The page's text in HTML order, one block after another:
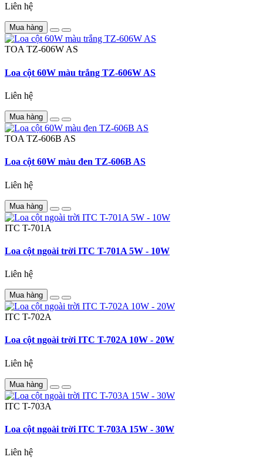
Liên hệ
Mua hàng
TOATZ-606W AS
Loa cột 60W màu trắng TZ-606W AS
Liên hệ
Mua hàng
TOA TZ-606B AS
Loa cột 60W màu đen TZ-606B AS
Liên hệ
Mua hàng
ITC T-701A
Loa cột ngoài trời ITC T-701A 5W - 10W
Liên hệ
Mua hàng
ITC T-702A
Loa cột ngoài trời ITC T-702A 10W - 20W
Liên hệ
Mua hàng
ITC T-703A
Loa cột ngoài trời ITC T-703A 15W - 30W
Liên hệ